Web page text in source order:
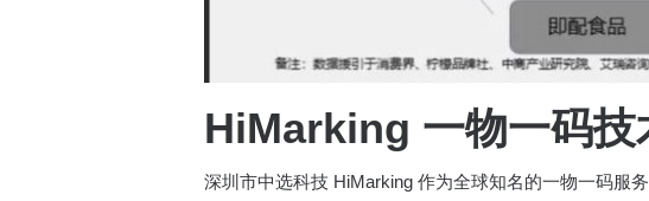
HiMarking 一物一码技
深圳市中选科技 HiMarking 作为全球知名的一物一码服